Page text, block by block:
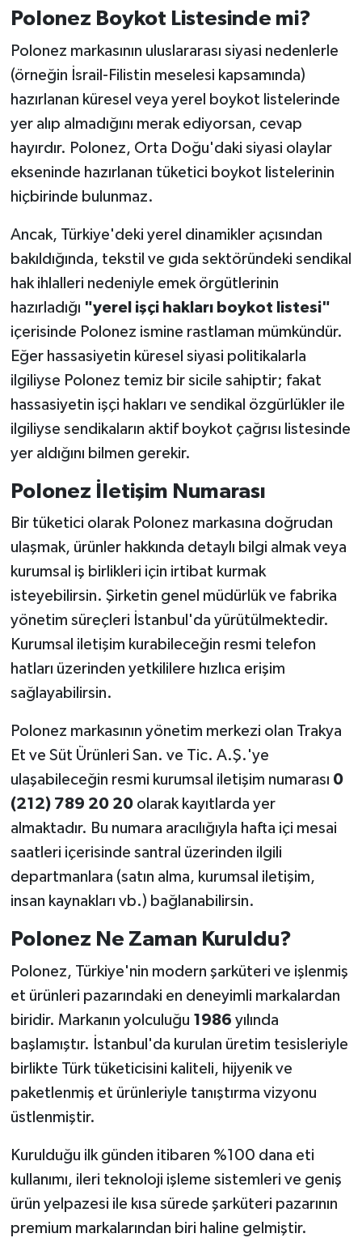
Polonez Boykot Listesinde mi?
Polonez markasının uluslararası siyasi nedenlerle
(örneğin İsrail-Filistin meselesi kapsamında)
hazırlanan küresel veya yerel boykot listelerinde
yer alıp almadığını merak ediyorsan, cevap
hayırdır. Polonez, Orta Doğu'daki siyasi olaylar
ekseninde hazırlanan tüketici boykot listelerinin
hiçbirinde bulunmaz.
Ancak, Türkiye'deki yerel dinamikler açısından
bakıldığında, tekstil ve gıda sektöründeki sendikal
hak ihlalleri nedeniyle emek örgütlerinin
hazırladığı "yerel işçi hakları boykot listesi"
içerisinde Polonez ismine rastlaman mümkündür.
Eğer hassasiyetin küresel siyasi politikalarla
ilgiliyse Polonez temiz bir sicile sahiptir; fakat
hassasiyetin işçi hakları ve sendikal özgürlükler ile
ilgiliyse sendikaların aktif boykot çağrısı listesinde
yer aldığını bilmen gerekir.
Polonez İletişim Numarası
Bir tüketici olarak Polonez markasına doğrudan
ulaşmak, ürünler hakkında detaylı bilgi almak veya
kurumsal iş birlikleri için irtibat kurmak
isteyebilirsin. Şirketin genel müdürlük ve fabrika
yönetim süreçleri İstanbul'da yürütülmektedir.
Kurumsal iletişim kurabileceğin resmi telefon
hatları üzerinden yetkililere hızlıca erişim
sağlayabilirsin.
Polonez markasının yönetim merkezi olan Trakya
Et ve Süt Ürünleri San. ve Tic. A.Ş.'ye
ulaşabileceğin resmi kurumsal iletişim numarası 0
(212) 789 20 20olarak kayıtlarda yer
almaktadır. Bu numara aracılığıyla hafta içi mesai
saatleri içerisinde santral üzerinden ilgili
departmanlara (satın alma, kurumsal iletişim,
insan kaynakları vb.) bağlanabilirsin.
Polonez Ne Zaman Kuruldu?
Polonez, Türkiye'nin modern şarküteri ve işlenmiş
et ürünleri pazarındaki en deneyimli markalardan
biridir. Markanın yolculuğu 1986 yılında
başlamıştır. İstanbul'da kurulan üretim tesisleriyle
birlikte Türk tüketicisini kaliteli, hijyenik ve
paketlenmiş et ürünleriyle tanıştırma vizyonu
üstlenmiştir.
Kurulduğu ilk günden itibaren %100 dana eti
kullanımı, ileri teknoloji işleme sistemleri ve geniş
ürün yelpazesi ile kısa sürede şarküteri pazarının
premium markalarından biri haline gelmiştir.